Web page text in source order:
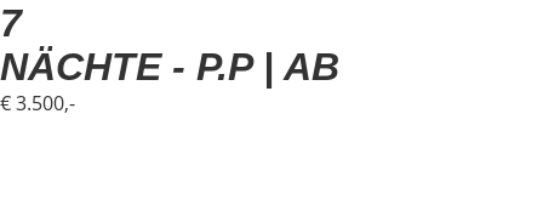
7
NÄCHTE - P.P | AB
€ 3.500,-